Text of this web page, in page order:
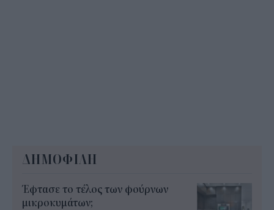
ΔΗΜΟΦΙΛΗ
Έφτασε το τέλος των φούρνων
μικροκυμάτων;